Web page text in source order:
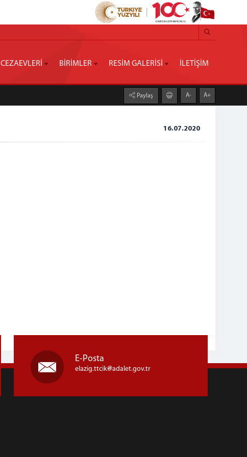
CEZAEVLERİ BİRİMLER RESİM GALERİSİ İLETİŞİM
Paylaş A- A+
16.07.2020
E-Posta
elazig.ttcik adalet.gov.tr